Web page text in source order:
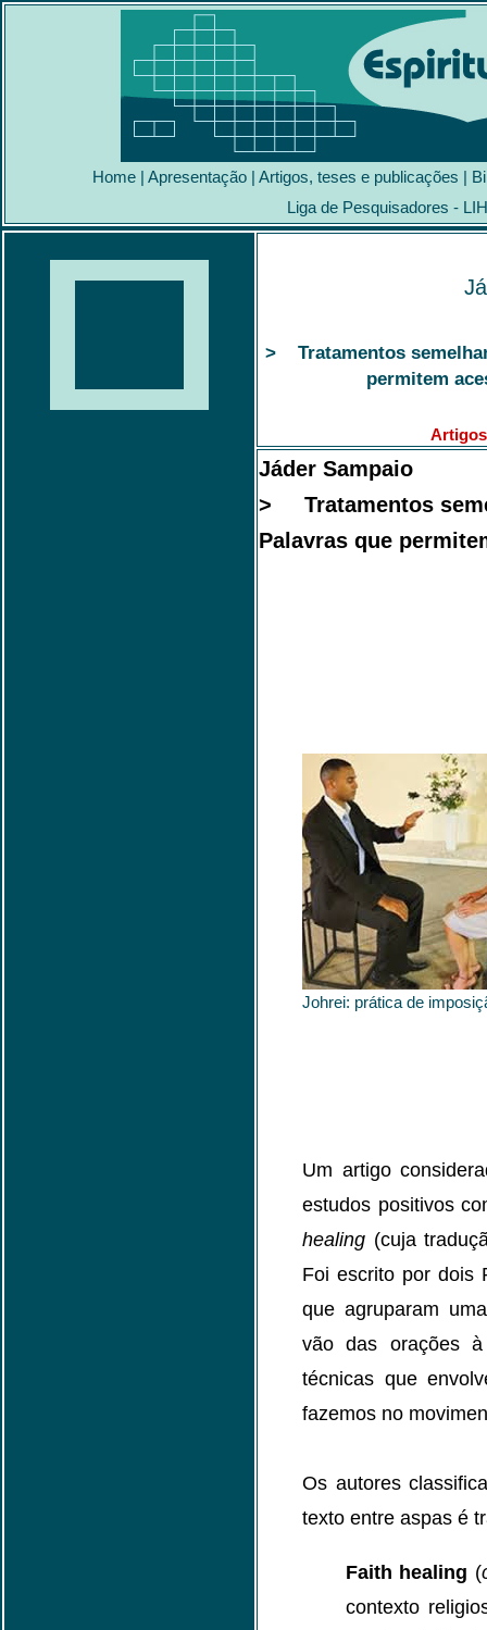
Home | Apresentação | Artigos, teses e publicações |
Liga de Pesquisadores -
> Tratamentos
permitem
Jáder Sampaio
> Tratamentos
Palavras que
Johrei: prática de
Um artigo
estudos positivos
healing (cuja
Foi escrito por dois
que agruparam
vão das orações
técnicas que
fazemos no
Os autores
texto entre aspas é
Faith healing (
contexto